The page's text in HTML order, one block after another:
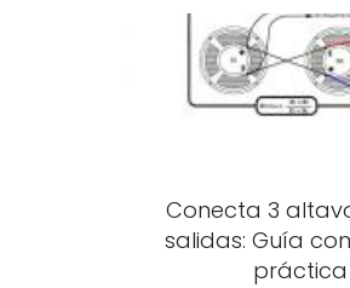
Conecta 3
salidas: Guía
práctica